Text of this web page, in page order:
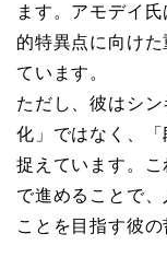
ます。アモデイ
的特異点に向け
ています。
ただし、彼はシ
化」ではなく、
捉えています。
で進めることで
ことを目指す彼の